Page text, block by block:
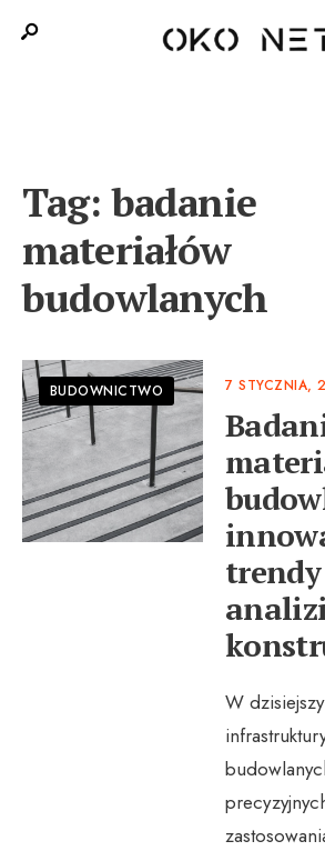
Tag:badanie
materiałów
budowlanych
BUDOWNICTWO 7 STYCZNIA,
W